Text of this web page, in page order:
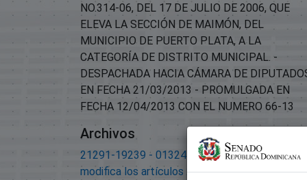
NO.314-06, DEL 17 DE JULIO DE 2006, QUE
ELEVA LA SECCIÓN DE MAIMÓN, DEL
MUNICIPIO DE PUERTO PLATA, A LA
CATEGORÍA DE DISTRITO MUNICIPAL. -
DESPACHADA HACIA CÁMARA DE
EN FECHA 21/03/2013 - PROMULGADA EN
FECHA 12/04/2013 CON EL NUMERO 66-13
Archivos
21291-19239 - 01324-APROBADA-Ley que
modifica los artículos 2 y 3 la Ley 314-06.pdf